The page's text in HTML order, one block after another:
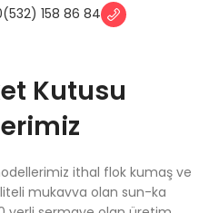
158 86 84
Kutusu
ithal flok kumaş ve
mukavva olan sun-ka